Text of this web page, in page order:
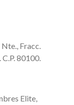
Fracc.
80100.
Elite,